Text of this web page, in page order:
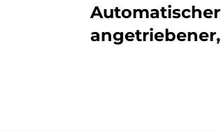
Automatischer
angetriebener,